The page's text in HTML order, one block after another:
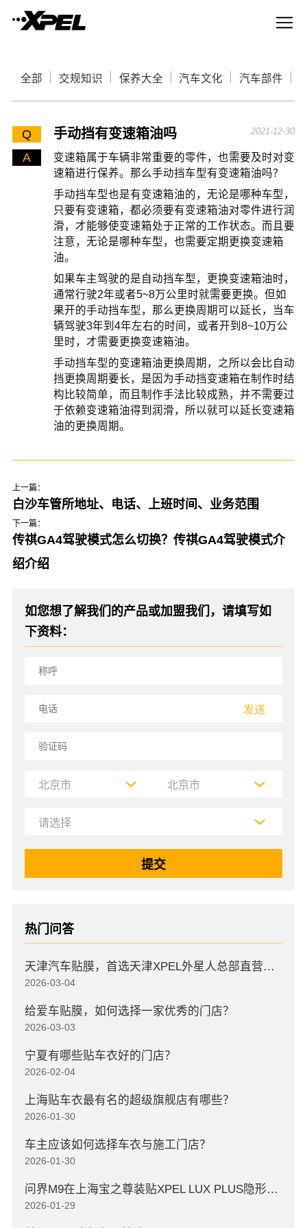
全部 交规知识 保养大全 汽车文化 汽车部件
Q 手动挡有变速箱油吗 2021-12-30
A
变速箱属于车辆非常重要的零件，也需要及时对变
速箱进行保养。那么手动挡车型有变速箱油吗？
手动挡车型也是有变速箱油的，无论是哪种车型，
只要有变速箱，都必须要有变速箱油对零件进行润
滑，才能够使变速箱处于正常的工作状态。而且要
注意，无论是哪种车型，也需要定期更换变速箱
油。
如果车主驾驶的是自动挡车型，更换变速箱油时，
通常行驶2年或者5~8万公里时就需要更换。但如
果开的手动挡车型，那么更换周期可以延长，当车
辆驾驶3年到4年左右的时间，或者开到8~10万公
里时，才需要更换变速箱油。
手动挡车型的变速箱油更换周期，之所以会比自动
挡更换周期要长，是因为手动挡变速箱在制作时结
构比较简单，而且制作手法比较成熟，并不需要过
于依赖变速箱油得到润滑，所以就可以延长变速箱
油的更换周期。
上一篇：
白沙车管所地址、电话、上班时间、业务范围
下一篇：
传祺GA4驾驶模式怎么切换？传祺GA4驾驶模式介
绍介绍
如您想了解我们的产品或加盟我们，请填写如
下资料：
发送
热门问答
天津汽车贴膜，首选天津XPEL外星人总部直营店，高口碑店
2026-03-04
给爱车贴膜，如何选择一家优秀的门店？
2026-03-03
宁夏有哪些贴车衣好的门店？
2026-02-04
上海贴车衣最有名的超级旗舰店有哪些？
2026-01-30
车主应该如何选择车衣与施工门店？
2026-01-30
问界M9在上海宝之尊装贴XPEL LUX PLUS隐形车衣
2026-01-29